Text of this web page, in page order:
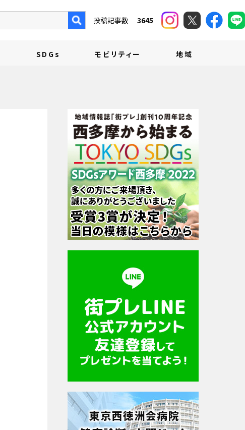
SDGs モビリティー 地域
投稿記事数 3645